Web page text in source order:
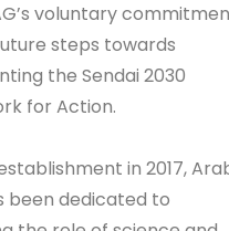
voluntary
steps towards
the Sendai 2030
for Action.
in 2017,
been dedicated to